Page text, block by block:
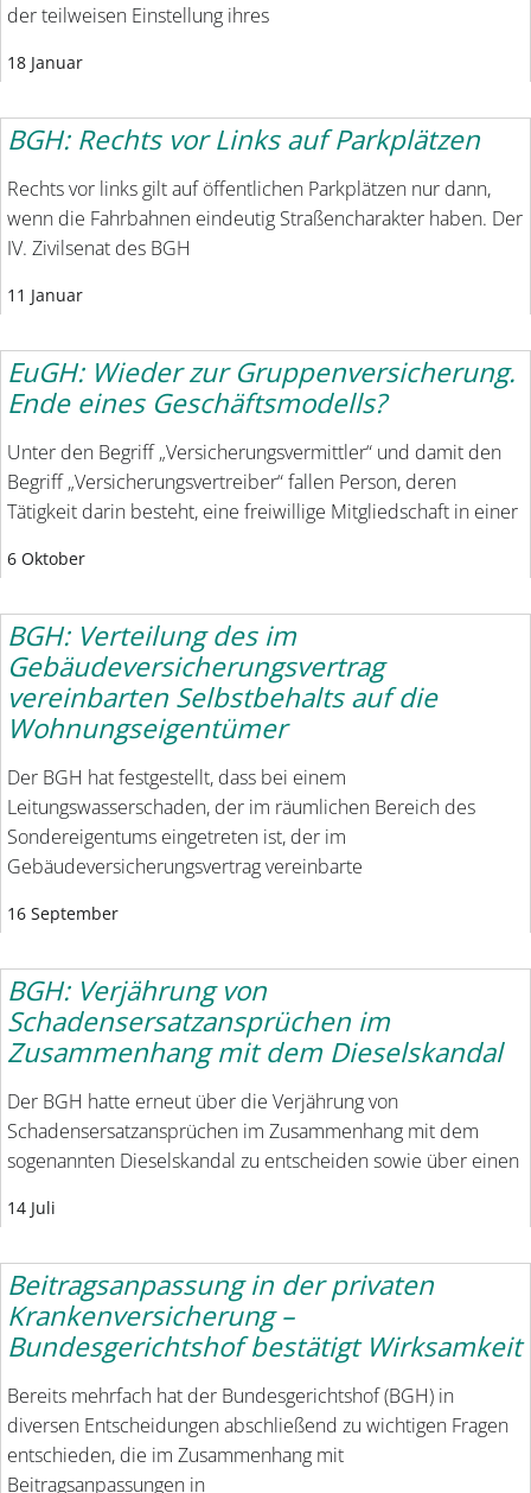
der teilweisen Einstellung ihres
18 Januar
BGH: Rechts vor Links auf Parkplätzen
Rechts vor links gilt auf öffent­lichen Parkplätzen nur dann,
wenn die Fahrbahnen eindeutig Straßencharakter haben. Der
IV. Zivilsenat des BGH
11 Januar
EuGH: Wieder zur Gruppenversicherung.
Ende eines Geschäftsmodells?
Unter den Begriff „Versicherungsvermittler“ und damit den
Begriff „Versicherungsvertreiber“ fallen Person, deren
Tätigkeit darin besteht, eine freiwillige Mitgliedschaft in einer
6 Oktober
BGH: Verteilung des im
Gebäudeversicherungsvertrag
vereinbarten Selbstbehalts auf die
Wohnungseigentümer
Der BGH hat festgestellt, dass bei einem
Leitungswasserschaden, der im räumlichen Bereich des
Sondereigentums eingetreten ist, der im
Gebäudeversicherungsvertrag vereinbarte
16 September
BGH: Verjährung von
Schadensersatzansprüchen im
Zusammenhang mit dem Dieselskandal
Der BGH hatte erneut über die Verjährung von
Schadensersatzansprüchen im Zusammenhang mit dem
sogenannten Dieselskandal zu entscheiden sowie über einen
14 Juli
Beitragsanpassung in der privaten
Krankenversicherung –
Bundesgerichtshof bestätigt Wirksamkeit
Bereits mehrfach hat der Bundesgerichtshof (BGH) in
diversen Entscheidungen abschließend zu wichtigen Fragen
entschieden, die im Zusammenhang mit
Beitragsanpassungen in